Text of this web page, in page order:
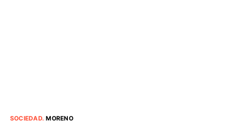
SOCIEDAD.MORENO